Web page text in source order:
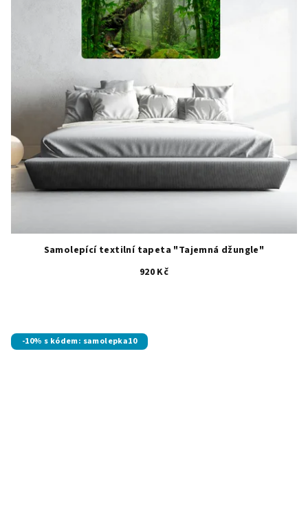
hvězdiček.
Samolepící textilní tapeta "Tajemná džungle"
920 Kč
-10% s kódem: samolepka10